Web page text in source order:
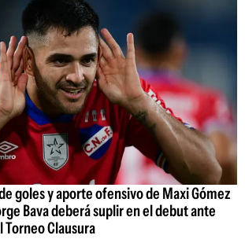
goles y aporte ofensivo de Maxi Gómez
Bava deberá suplir en el debut ante
Torneo Clausura